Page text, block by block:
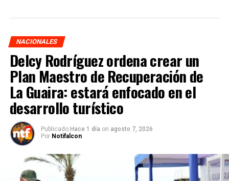
NACIONALES
Delcy Rodríguez ordena crear un
Plan Maestro de Recuperación de
La Guaira: estará enfocado en el
desarrollo turístico
Publicado Hace 1 día on agosto 7, 2026
Por Notifalcon